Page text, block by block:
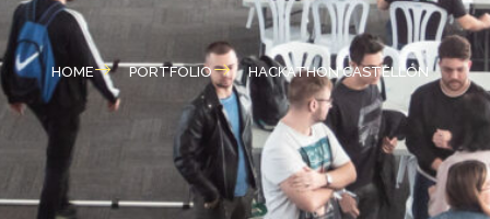
HOME PORTFOLIO HACKATHON CASTELLÓN